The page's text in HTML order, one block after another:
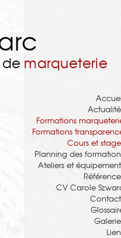
marqueterie
Formations
Formations
Cours et
Planning des
Ateliers et
CV Carole